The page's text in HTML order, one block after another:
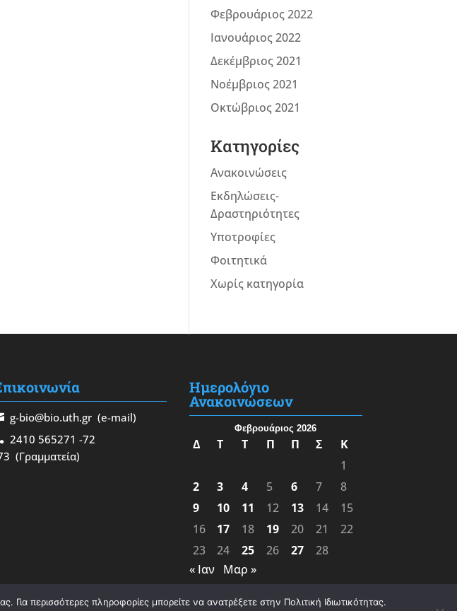
Φεβρουάριος 2022
Ιανουάριος 2022
Δεκέμβριος 2021
Νοέμβριος 2021
Οκτώβριος 2021
Kατηγορίες
Ανακοινώσεις
Εκδηλώσεις-
Δραστηριότητες
Υποτροφίες
Φοιτητικά
Χωρίς κατηγορία
g-bio@bio.uth.gr (e-mail)
2410 565271 -72
(Γραμματεία)
Ημερολόγιο
Ανακοινώσεων
Φεβρουάριος 2026
Δ Τ Τ Π Π Σ
Κ
1
2
3 4 5 6 7
8
9
10 11 12 13 14
15
16
17 18 19 20 21
22
23
24 25 26 27
28
« Ιαν Μαρ »
περισσότερες πληροφορίες μπορείτε να ανατρέξετε στην Πολιτική Ιδιωτικότητας.